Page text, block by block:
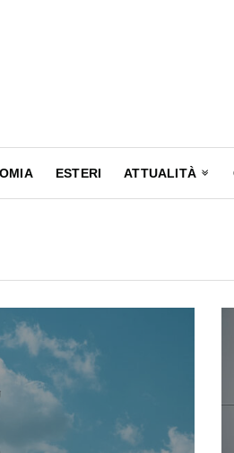
ESTERI ATTUALITÀ